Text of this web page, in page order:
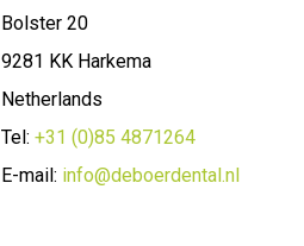
Bolster 20
9281 KK Harkema
Netherlands
Tel: +31 (0)85 4871264
E-mail: info@deboerdental.nl